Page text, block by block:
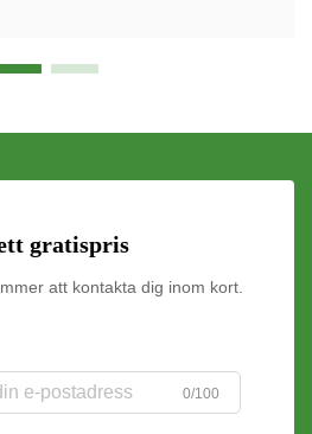
gratispris
att kontakta dig inom kort.
0/100